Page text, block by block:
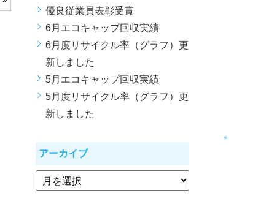
優良従業員表彰受賞
6月エコキャップ回収実績
6月度リサイクル率（グラフ）更
新しました
5月エコキャップ回収実績
5月度リサイクル率（グラフ）更
新しました
アーカイブ